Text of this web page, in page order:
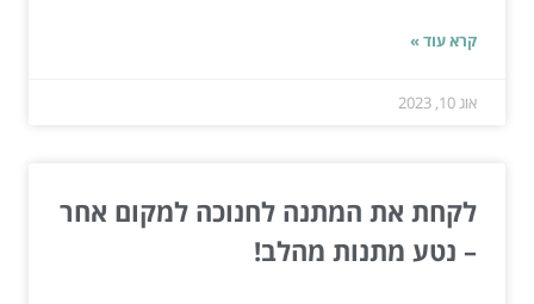
קרא עוד »
אוג 10, 2023
לקחת את המתנה לחנוכה למקום אחר
– נטע מתנות מהלב!